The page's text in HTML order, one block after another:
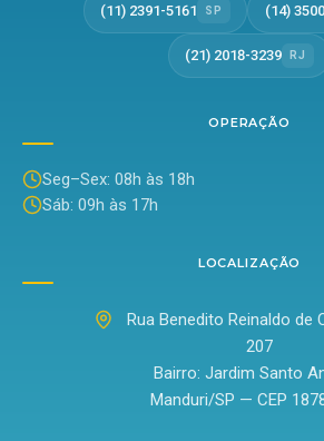
(11) 2391-5161 SP (14)
(21) 2018-3239 RJ
OPERAÇÃO
Seg–Sex: 08h às 18h
Sáb: 09h às 17h
LOCALIZAÇÃO
Rua Benedito Reinaldo de
207
Bairro: Jardim Santo
Manduri/SP — CEP